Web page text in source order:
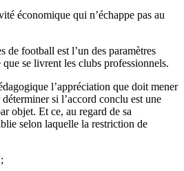
économique qui n’échappe pas au
de football est l’un des paramètres
se livrent les clubs professionnels.
l’appréciation que doit mener
si l’accord conclu est une
objet. Et ce, au regard de sa
selon laquelle la restriction de